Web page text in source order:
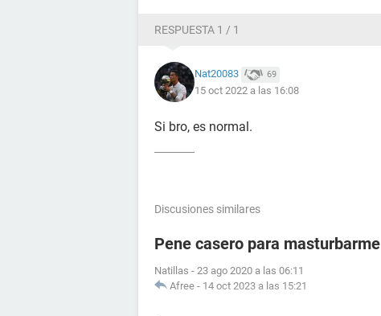
RESPUESTA 1 / 1
Nat20083 69
15 oct 2022 a las 16:08
Si bro, es normal.
Discusiones similares
Pene casero para masturbarme
Natillas - 23 ago 2020 a las 06:11
Afree - 14 oct 2023 a las 15:21